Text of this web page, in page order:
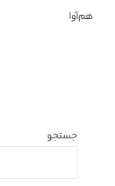
هم‌آوا
جستجو